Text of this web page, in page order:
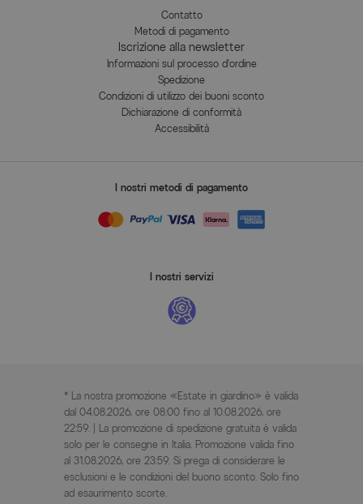
Contatto
Metodi di pagamento
Iscrizione alla newsletter
Informazioni sul processo d'ordine
Spedizione
Condizioni di utilizzo dei buoni sconto
Dichiarazione di conformità
Accessibilità
I nostri metodi di pagamento
I nostri servizi
* La nostra promozione «Estate in giardino» è valida
dal 04.08.2026, ore 08:00 fino al 10.08.2026, ore
22:59. | La promozione di spedizione gratuita è valida
solo per le consegne in Italia. Promozione valida fino
al 31.08.2026, ore 23:59. Si prega di considerare le
esclusioni e le condizioni del buono sconto. Solo fino
ad esaurimento scorte.